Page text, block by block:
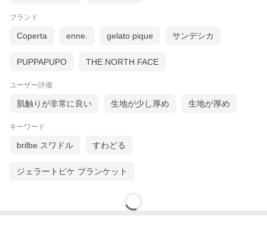
ブランド
Coperta enne. gelato pique サンデシカ
PUPPAPUPO THE NORTH FACE
ユーザー評価
肌触りが非常に良い 生地が少し厚め 生地が厚め
キーワード
brilbe スワドル すわどる
ジェラートピケ ブランケット